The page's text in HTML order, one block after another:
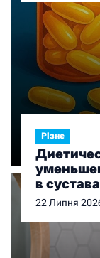
Різне
в
перед
22 Липня